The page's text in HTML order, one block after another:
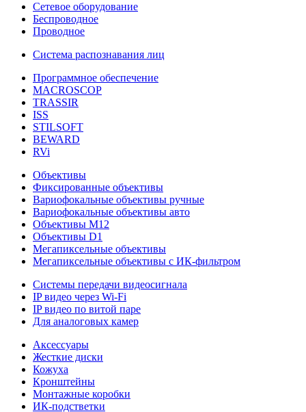
Сетевое оборудование
Беспроводное
Проводное
Система распознавания лиц
Программное обеспечение
MACROSCOP
TRASSIR
ISS
STILSOFT
BEWARD
RVi
Объективы
Фиксированные объективы
Вариофокальные объективы ручные
Вариофокальные объективы авто
Объективы М12
Объективы D1
Мегапиксельные объективы
Мегапиксельные объективы с ИК-фильтром
Системы передачи видеосигнала
IP видео через Wi-Fi
IP видео по витой паре
Для аналоговых камер
Аксессуары
Жесткие диски
Кожуха
Кронштейны
Монтажные коробки
ИК-подстветки